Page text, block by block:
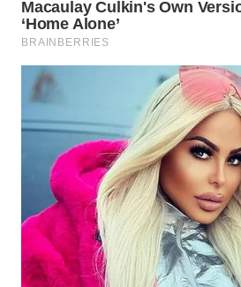
WN
PRIANGAN
TIMUR
WN
SEMARANG
WN
SOLO